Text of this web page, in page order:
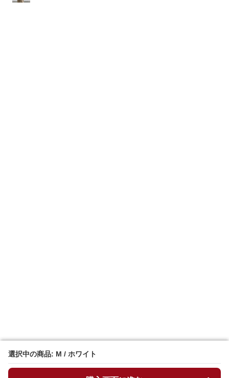
選択中の商品: M / ホワイト
選択中の商品: M / ホワイト